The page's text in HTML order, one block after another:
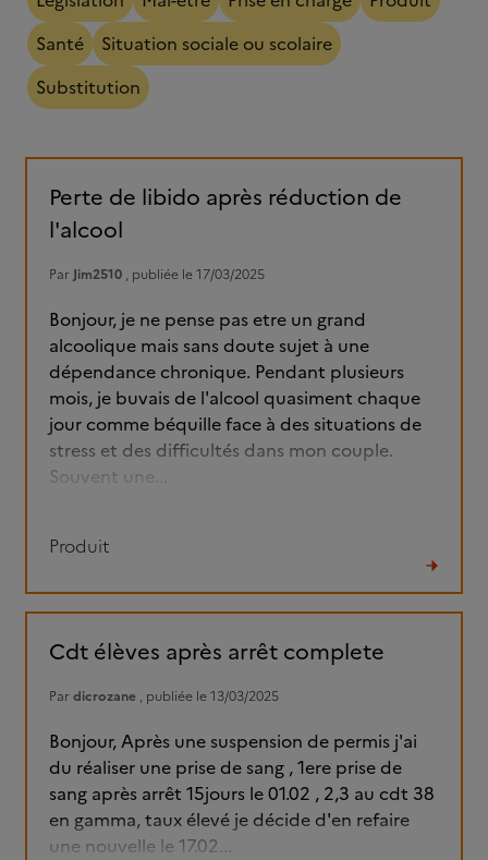
Santé
Situation sociale ou scolaire
Substitution
Perte de libido après réduction de
l'alcool
Par Jim2510 , publiée le 17/03/2025
Bonjour, je ne pense pas etre un grand
alcoolique mais sans doute sujet à une
dépendance chronique. Pendant plusieurs
mois, je buvais de l'alcool quasiment chaque
jour comme béquille face à des situations de
stress et des difficultés dans mon couple.
Souvent une...
Produit
le
Cdt élèves après arrêt complete
Par dicrozane , publiée le 13/03/2025
Bonjour, Après une suspension de permis j'ai
du réaliser une prise de sang , 1ere prise de
sang après arrêt 15jours le 01.02 , 2,3 au cdt 38
en gamma, taux élevé je décide d'en refaire
une nouvelle le 17.02...